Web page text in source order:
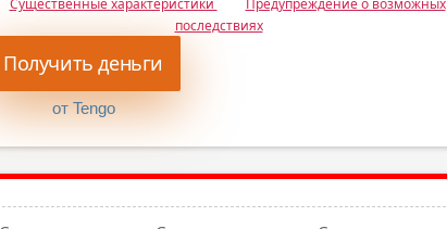
Существенные характеристики
Предупреждение о возможных
последствиях
Получить деньги
от Tengo